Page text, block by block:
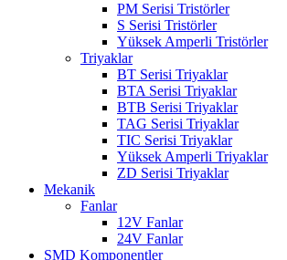
PM Serisi Tristörler
S Serisi Tristörler
Yüksek Amperli Tristörler
Triyaklar
BT Serisi Triyaklar
BTA Serisi Triyaklar
BTB Serisi Triyaklar
TAG Serisi Triyaklar
TIC Serisi Triyaklar
Yüksek Amperli Triyaklar
ZD Serisi Triyaklar
Mekanik
Fanlar
12V Fanlar
24V Fanlar
SMD Komponentler